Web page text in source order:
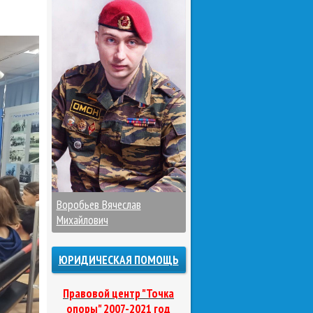
Воробьев Вячеслав
Михайлович
ЮРИДИЧЕСКАЯ ПОМОЩЬ
Правовой центр "Точка
опоры" 2007-2021 год